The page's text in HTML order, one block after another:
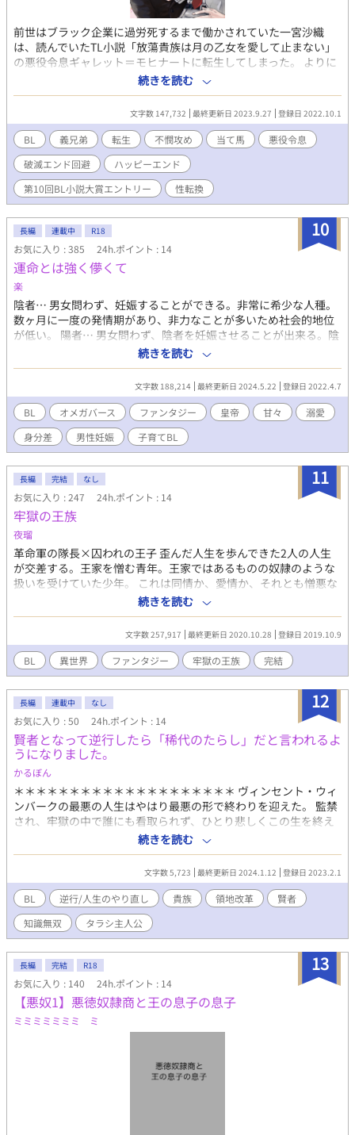
前世はブラック企業に過労死するまで働かされていた一宮沙織
は、読んでいたTL小説「放蕩貴族は月の乙女を愛して止まない」
の悪役令息ギャレット＝モヒナートに転生してしまった。 よりに
よってヒロインでもなく、ヒロインを虐め、彼女に惚れているギ
ャレットの義兄ジュストに殺されてしまう悪役令息に転生するな
んて。 お金持ちの息子に生まれ変わったのはいいけど、モブでも
いいから長生きしたい 最後にはギャレットを殺した罪に問われ、
牢獄で死んでしまう。 小説の中では当て馬で不憫だったジュス
ト。 当て馬はどうしようもなくても、不憫さは何とか出来ない
か。 小説を読んでいて、ハッピーエンドの主人公たちの影で不幸
になった彼のことが気になっていた。 それならヒロインを虐め
ず、義兄を褒め称え、悪意がないことを証明すればいいのでは？
何だか熱っぽくなってきた。 ゆるっとした世界観です。 身体的接
触はありますが、濡れ場は濃厚にはならない筈… タイトルもしか
したら途中で変更するかも イラストは紺田様に有償で依頼しまし
た。
続きを読む
文字数 147,732 最終更新日 2023.9.27 登録日 2022.10.1
BL 義兄弟 転生 不憫攻め 当て馬
悪役令息
破滅エンド回避
ハッピーエンド
第10回BL小説大賞エントリー
性転換
10
長編 連載中 R18
お気に入り : 385 24h.ポイント : 14
運命とは強く儚くて
楽
陰者… 男女問わず、妊娠することができる。非常に希少な人種。
数ヶ月に一度の発情期があり、非力なことが多いため社会的地位
が低い。 陽者… 男女問わず、陰者を妊娠させることが出来る。陰
者の次に希少で、生まれ持って非常に優秀な人材が多い。王族の
家系等は陽者が多い。 ルドア王国の王宮で下人をしていた陰者の
エディは、戦でリワーフ帝国の捕虜になってしまう。 牢獄で過ご
していると、突然皇帝の元へ出されてしまう。 陰者ということが
バレたか、はたまた何かの疑いが掛けられたのかと思いきや… 突
然の客人扱いや、皇帝の私物発言。 姉の忘れ形見である姉の息子
であるデニスを守るため、陰者ということを隠して従うことにな
ったのだが、既に陰者ということがバレていた。 怯えるエディに
皇帝は全て知っていたと話し、エディを自分のものにしたいと話
す。 陽者である皇帝の近くで働くのは心配があったエディだが、
傍務めをしていくうちに皇帝とも打ち解け、彼の愛情に絆されて
デニスと３人で過ごす生活を幸せだと思っていたが…
続きを読む
文字数 188,214 最終更新日 2024.5.22 登録日 2022.4.7
BL オメガバース ファンタジー 皇帝 甘々
溺愛
身分差
男性妊娠 子育てBL
11
長編 完結 なし
お気に入り : 247 24h.ポイント : 14
牢獄の王族
夜瑠
革命軍の隊長×囚われの王子 歪んだ人生を歩んできた2人の人生
が交差する。王家を憎む青年。王家ではあるものの奴隷のような
扱いを受けていた少年。 これは同情か、愛情か、それとも憎悪な
のか。 ＊完結しました！今まで読んでいただきありがとうござい
ます。番外編など思いついたら上げていきます。
続きを読む
文字数 257,917 最終更新日 2020.10.28 登録日 2019.10.9
BL 異世界 ファンタジー 牢獄の王族 完結
12
長編 連載中 なし
お気に入り : 50 24h.ポイント : 14
賢者となって逆行したら「稀代のたらし」だと言われるよ
うになりました。
かるぼん
＊＊＊＊＊＊＊＊＊＊＊＊＊＊＊＊＊＊＊＊ ヴィンセント・ウィ
ンバークの最悪の人生はやはり最悪の形で終わりを迎えた。 監禁
され、牢獄の中で誰にも看取られず、ひとり悲しくこの生を終え
る。 もう一度、やり直せたなら… そう思いながら遠のく意識に身
をゆだね…… 気が付くと「最悪」の始まりだった子ども時代に逆
行していた。 逆行したヴィンセントは今回こそ、後悔のない人生
を送ることを固く決意し二度目となる新たな人生を歩み始めた。
自分の最悪だった人生を回収していく過程で、逆行前には得られ
なかった多くの大事な人と出会う。 孤独だったヴィンセントにと
って、とても貴重でありがたい存在。 しかし彼らは口をそろえて
こう言うのだ 「君は稀代のたらしだね。」 ほのかにＢＬが漂う、
逆行やり直し系ファンタジー！ よろしくお願い致します！！ ＊＊
＊＊＊＊＊＊＊＊＊＊＊＊＊＊＊＊＊＊
続きを読む
文字数 5,723 最終更新日 2024.1.12 登録日 2023.2.1
BL 逆行/人生のやり直し 貴族 領地改革
賢者
知識無双
タラシ主人公
13
長編 完結 R18
お気に入り : 140 24h.ポイント : 14
【悪奴1】悪徳奴隷商と王の息子の息子
ミミミミミミミ ミ